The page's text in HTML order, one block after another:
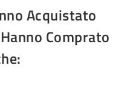
Acquistato
Comprato